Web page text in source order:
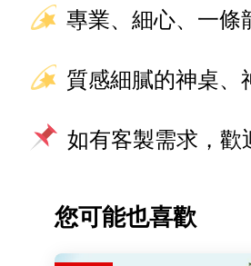
專業、細心、一條
質感細膩的神桌、
如有客製需求，歡
您可能也喜歡